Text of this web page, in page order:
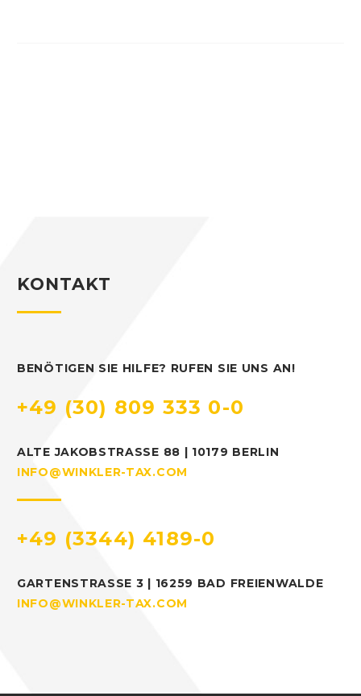
KONTAKT
BENÖTIGEN SIE HILFE? RUFEN SIE UNS AN!
+49 (30) 809 333 0-0
ALTE JAKOBSTRASSE 88 | 10179 BERLIN
INFO@WINKLER-TAX.COM
+49 (3344) 4189-0
GARTENSTRASSE 3 | 16259 BAD FREIENWALDE
INFO@WINKLER-TAX.COM